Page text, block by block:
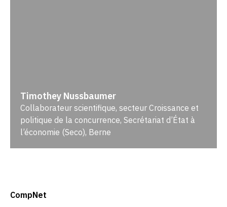
Timothey Nussbaumer
Collaborateur scientifique, secteur Croissance et
politique de la concurrence, Secrétariat d’État à
l’économie (Seco), Berne
CompNet